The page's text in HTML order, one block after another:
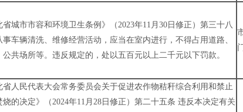
省城市市容和环境卫生条例》（2023年11月30日修正）第三十八
车辆清洗、维修经营活动，应当在室内进行，不得占用道路、
公共场所等。违反规定的，处以五百元以上二千元以下罚款。
省人民代表大会常务委员会关于促进农作物秸秆综合利用和禁止
烧的决定》（2024年11月28日修正）第二十五条 违反本决定有关